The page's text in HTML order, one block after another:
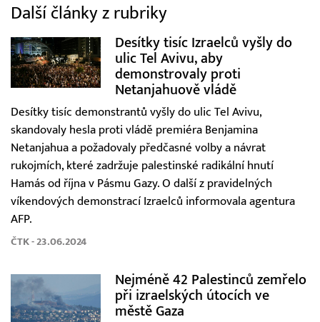
Další články z rubriky
Desítky tisíc Izraelců vyšly do
ulic Tel Avivu, aby
demonstrovaly proti
Netanjahuově vládě
Desítky tisíc demonstrantů vyšly do ulic Tel Avivu,
skandovaly hesla proti vládě premiéra Benjamina
Netanjahua a požadovaly předčasné volby a návrat
rukojmích, které zadržuje palestinské radikální hnutí
Hamás od října v Pásmu Gazy. O další z pravidelných
víkendových demonstrací Izraelců informovala agentura
AFP.
ČTK - 23.06.2024
Nejméně 42 Palestinců zemřelo
při izraelských útocích ve
městě Gaza